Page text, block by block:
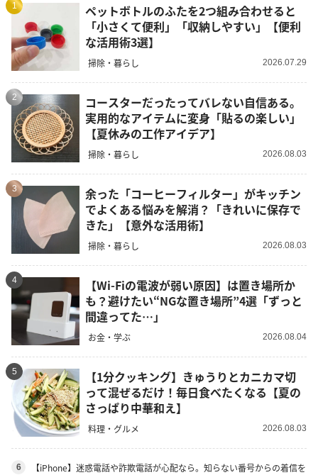
1
ペットボトルのふたを2つ組み合わせると
「小さくて便利」「収納しやすい」【便利
な活用術3選】
掃除・暮らし 2026.07.29
2
コースターだったってバレない自信ある。
実用的なアイテムに変身「貼るの楽しい」
【夏休みの工作アイデア】
掃除・暮らし 2026.08.03
3
余った「コーヒーフィルター」がキッチン
でよくある悩みを解消？「きれいに保存で
きた」【意外な活用術】
掃除・暮らし 2026.08.03
4
【Wi-Fiの電波が弱い原因】は置き場所か
も？避けたい“NGな置き場所”4選「ずっと
間違ってた…」
お金・学ぶ 2026.08.04
5
【1分クッキング】きゅうりとカニカマ切
って混ぜるだけ！毎日食べたくなる【夏の
さっぱり中華和え】
料理・グルメ 2026.08.03
6
【iPhone】迷惑電話や詐欺電話が心配なら。知らない番号からの着信を